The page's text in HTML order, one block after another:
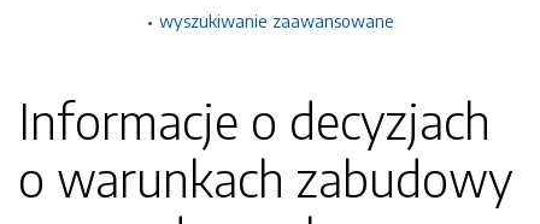
wyszukiwanie zaawansowane
Informacje o decyzjach
o warunkach zabudowy